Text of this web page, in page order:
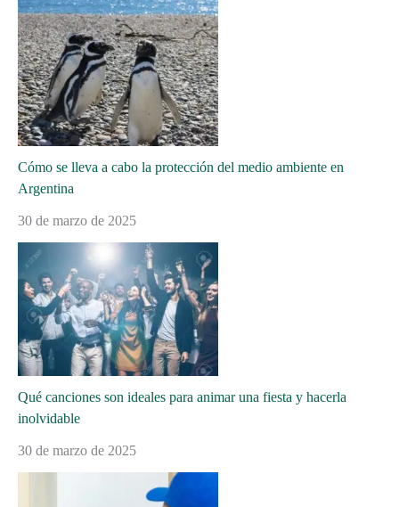
Cómo se lleva a cabo la protección del medio ambiente en
Argentina
30 de marzo de 2025
Qué canciones son ideales para animar una fiesta y hacerla
inolvidable
30 de marzo de 2025